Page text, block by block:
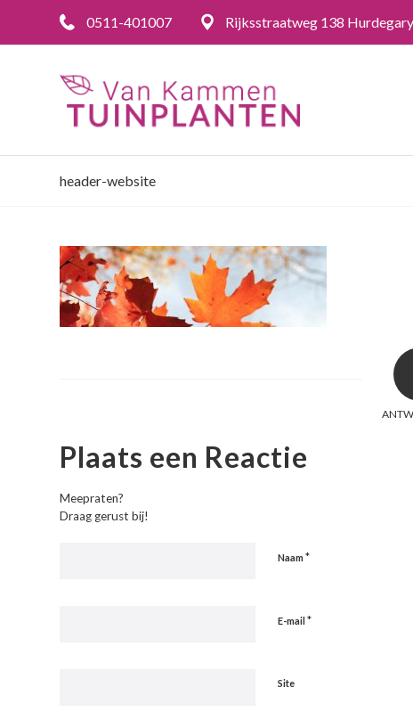
0511-401007 Rijksstraatweg 138
header-website
Plaats een Reactie
Meepraten?
Draag gerust bij!
Naam *
E-mail *
Site